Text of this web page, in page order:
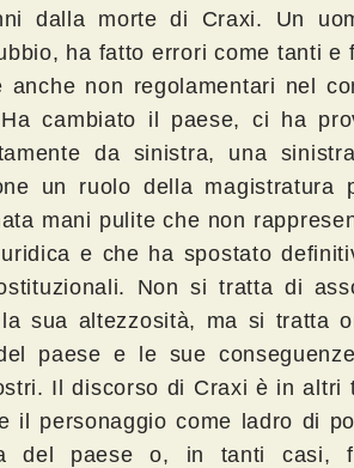
dalla morte di Craxi. Un
ha fatto errori come tanti e
anche non regolamentari nel
cambiato il paese, ci ha
da sinistra, una
un ruolo della
mani pulite che non
e che ha spostato
Non si tratta di
sua altezzosità, ma si tratta
paese e le sue
Il discorso di Craxi è in altri
il personaggio come ladro di
del paese o, in tanti casi,